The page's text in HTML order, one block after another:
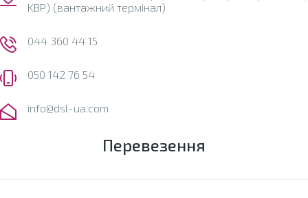
KBP) (вантажний термінал)
044 360 44 15
050 142 76 54
info@dsl-ua.com
Перевезення